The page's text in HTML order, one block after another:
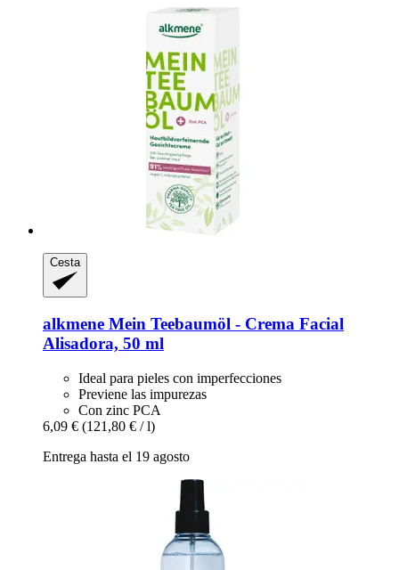
Cesta
alkmene Mein Teebaumöl -​ Crema Facial
Alisadora, 50 ml
Ideal para pieles con imperfecciones
Previene las impurezas
Con zinc PCA
6,09 € (121,80 € / l)
Entrega hasta el 19 agosto